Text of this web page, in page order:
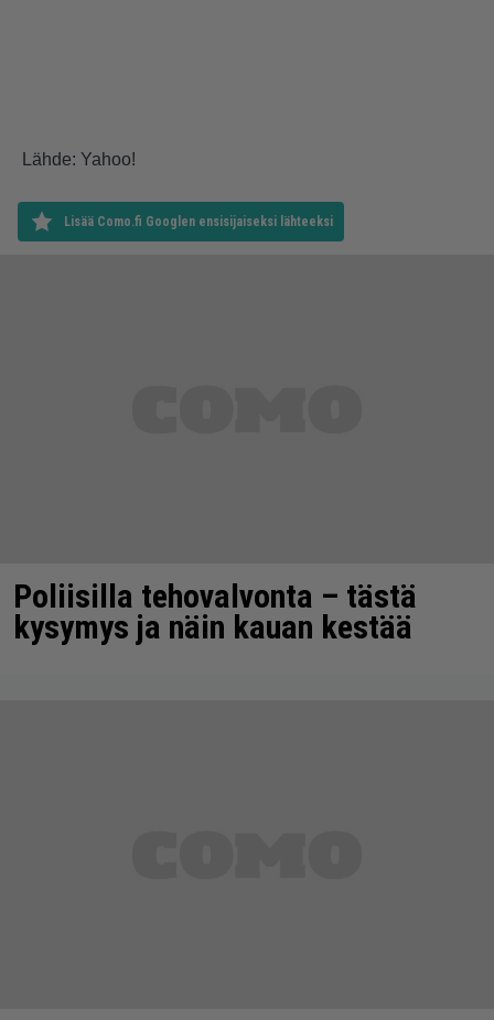
Lähde: Yahoo!
Lisää Como.fi Googlen ensisijaiseksi lähteeksi
Poliisilla tehovalvonta – tästä
kysymys ja näin kauan kestää